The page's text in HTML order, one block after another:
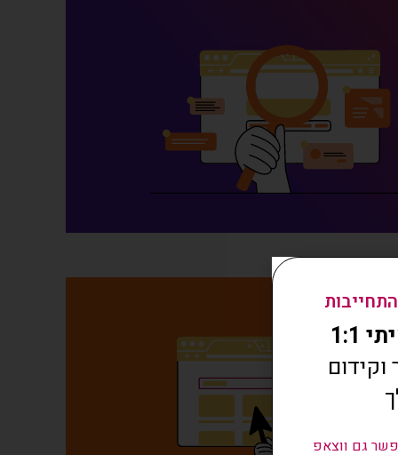
1:1
גם ווצאפ